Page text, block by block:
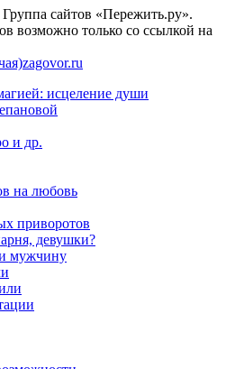
сайтов «Пережить.ру».
возможно только со ссылкой на
исцеление души
и др.
на любовь
приворотов
девушки?
мужчину